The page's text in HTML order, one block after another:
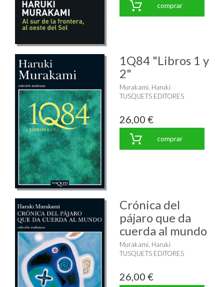
comprar
1Q84 "Libros 1 y
2"
Murakami, Haruki
TUSQUETS EDITORES
26,00 €
comprar
Crónica del
pájaro que da
cuerda al mundo
Murakami, Haruki
TUSQUETS EDITORES
26,00 €